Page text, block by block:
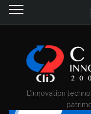
L'innovation